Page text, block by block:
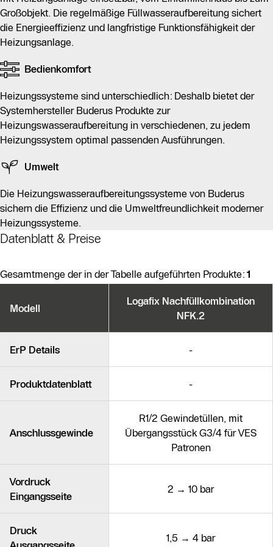
verschiedener Heizungssysteme gerecht zu werden.
Zudem fördern die
Heizungswasseraufbereitungssysteme die
Großobjekt. Die regelmäßige Füllwasseraufbereitung sichert
die Energieeffizienz und langfristige Funktionsfähigkeit der
Heizungsanlage.
Bedienkomfort
Heizungssysteme sind unterschiedlich: Deshalb bietet der
Systemhersteller Buderus Produkte zur
Heizungswasseraufbereitung in verschiedenen, zu jedem
Heizungssystem optimal passenden Ausführungen.
Umwelt
Die Heizungswasseraufbereitungssysteme von Buderus
sichern die Effizienz und die Umweltfreundlichkeit moderner
Heizungssysteme.
Datenblatt & Preise
Gesamtmenge der in der Tabelle aufgeführten Produkte: 1
Modell
Logafix Nachfüllkombination
NFK.2
ErP Details -
Produktdatenblatt -
Anschlussgewinde
R1/2 Gewindetüllen, mit
Übergangsstück G3/4 für VES
Patronen
Vordruck
Eingangsseite
2 → 10 bar
Druck
1,5 → 4 bar